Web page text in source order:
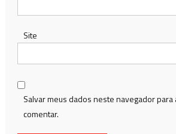
Site
Salvar meus dados neste navegador para
comentar.